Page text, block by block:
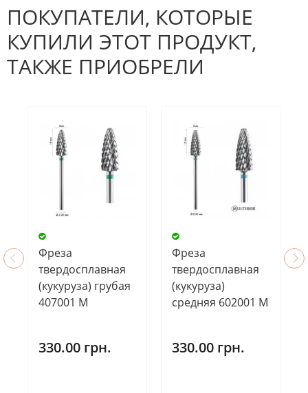
отзыв.
ПОКУПАТЕЛИ, КОТОРЫЕ
КУПИЛИ ЭТОТ ПРОДУКТ,
ТАКЖЕ ПРИОБРЕЛИ
Фреза
твердосплавная
(кукуруза) грубая
407001 М
330.00 грн.
Фреза
твердосплавная
(кукуруза)
средняя 602001 М
330.00 грн.